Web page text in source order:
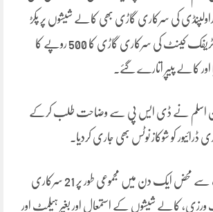
کی سرکاری گاڑی بھی کالے شیشوں پر پکڑ
میں آگئی، ڈی ایس پی ٹریفک کینٹ کی سرکاری گاڑی کا 500 روپے کا
کالے پیپر اتارے گئے۔
اسلم نے ڈی ایس پی سے وضاحت طلب کرکے
کو شوکاز نوٹس بھی جاری کردیا۔
ٹریفک پولیس کی جانب سے محض ایک دن میں مجموعی طور پر 21 سرکاری
کالے شیشوں کے استمعال اور بغیر ہیلمٹ اور